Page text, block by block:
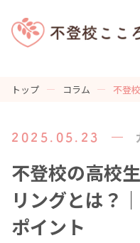
トップ コラム 不登
2025.05.23
不登校の高校
リングとは？
ポイント